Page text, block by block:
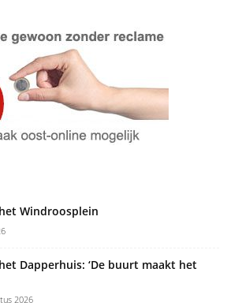
Windroosplein
Dapperhuis: ‘De buurt maakt het
2026